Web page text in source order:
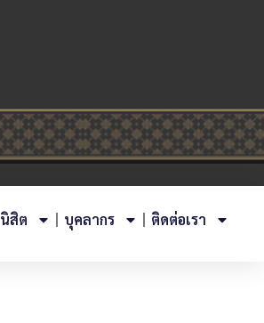
นิสิต บุคลากร ติดต่อเรา